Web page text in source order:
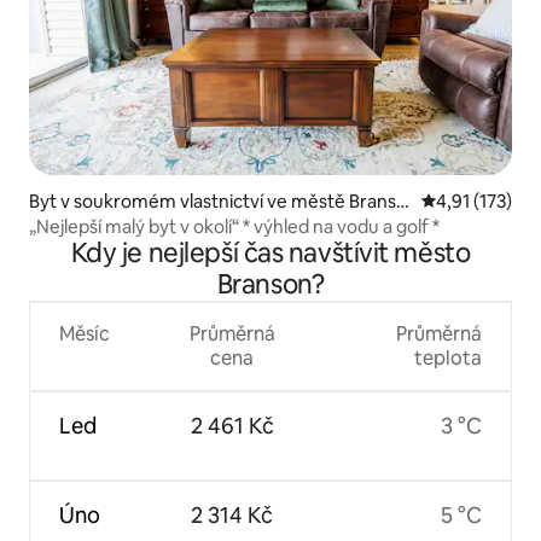
Byt v soukromém vlastnictví ve městě Branso
n
Průměrné
4,91 (173)
„Nejlepší malý byt v okolí“ * výhled na vodu a golf *
Kdy je nejlepší čas navštívit město
Branson?
Měsíc
Led
Úno
Průměrná
cena
2 461 Kč
2 314 Kč
Průměrná
teplota
3 °C
5 °C